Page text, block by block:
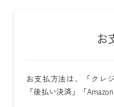
お
お支払方法は、「クレ
「後払い決済」「